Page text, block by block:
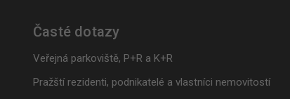
Časté dotazy
Veřejná parkoviště, P+R a K+R
Pražští rezidenti, podnikatelé a vlastníci nemovitostí